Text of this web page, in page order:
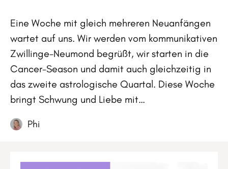
Eine Woche mit gleich mehreren Neuanfängen
wartet auf uns. Wir werden vom kommunikativen
Zwillinge-Neumond begrüßt, wir starten in die
Cancer-Season und damit auch gleichzeitig in
das zweite astrologische Quartal. Diese Woche
bringt Schwung und Liebe mit…
Phi